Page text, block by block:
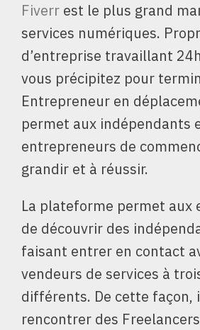
Fiverr est le plus grand
services numériques.
d’entreprise travaillant
vous précipitez pour
Entrepreneur en
permet aux indépendants
entrepreneurs de
grandir et à réussir.
La plateforme permet aux
de découvrir des
faisant entrer en contact
vendeurs de services à
différents. De cette façon,
rencontrer des